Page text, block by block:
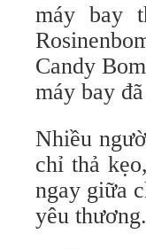
máy bay
Candy
máy bay
Nhiều
chỉ thả
ngay giữa
yêu thương.